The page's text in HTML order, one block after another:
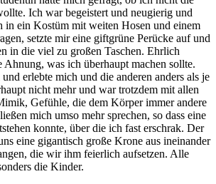
Ich war begeistert und neugierig und
in ein Kostüm mit weiten Hosen und einem
setzte mir eine giftgrüne Perücke auf und
in die viel zu großen Taschen. Ehrlich
Ahnung, was ich überhaupt machen sollte.
erlebte mich und die anderen anders als je
nicht mehr und war trotzdem mit allen
Gefühle, die dem Körper immer andere
mich umso mehr sprechen, so dass eine
konnte, über die ich fast erschrak. Der
eine gigantisch große Krone aus ineinander
die wir ihm feierlich aufsetzen. Alle
die Kinder.